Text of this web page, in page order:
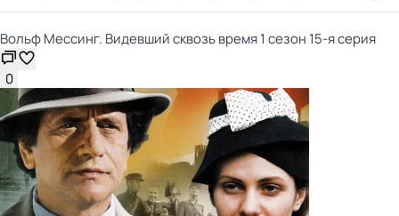
Вольф Мессинг. Видевший сквозь время 1 сезон 15-я серия
0